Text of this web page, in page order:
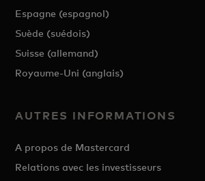
Espagne (espagnol)
Suède (suédois)
Suisse (allemand)
Royaume-Uni (anglais)
AUTRES INFORMATIONS
A propos de Mastercard
Relations avec les investisseurs